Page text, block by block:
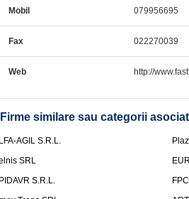
Mobil 079956695
Fax 022270039
Web http://
Firme similare sau categorii
AGIL S.R.L.
SRL
S.R.L.